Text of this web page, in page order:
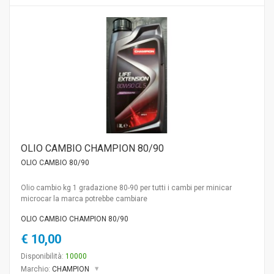
OLIO CAMBIO CHAMPION 80/90
OLIO CAMBIO 80/90
Olio cambio kg 1 gradazione 80-90 per tutti i cambi per minicar
microcar la marca potrebbe cambiare
OLIO CAMBIO CHAMPION 80/90
€ 10,00
Disponibilità: 10000
Marchio: CHAMPION